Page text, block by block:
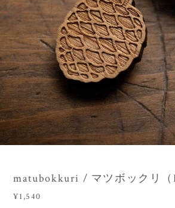
matubokkuri / マツボックリ（
¥1,540